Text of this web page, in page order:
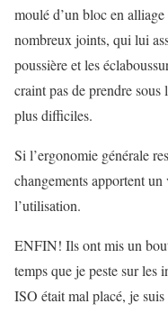
moulé d’un bloc en
nombreux joints, qui lui
poussière et les
craint pas de prendre sous
plus difficiles.
Si l’ergonomie générale
changements apportent
l’utilisation.
ENFIN! Ils ont mis un
temps que je peste sur les
ISO était mal placé, je